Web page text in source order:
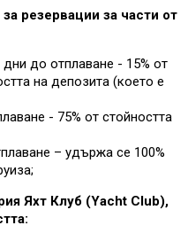
резервации за части от
до отплаване - 15% от
на депозита (което е
- 75% от стойността
– удържа се 100%
Яхт Клуб (Yacht Club),